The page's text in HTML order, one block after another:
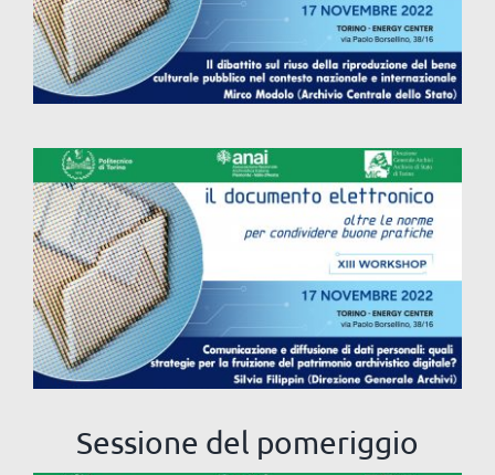
del bene culturale pubblico nel contesto
nazionale e internazionale
Comunicazione e diffusione di dati
personali: quali strategie per la fruizione
del patrimonio archivistico digitale?
Sessione del pomeriggio